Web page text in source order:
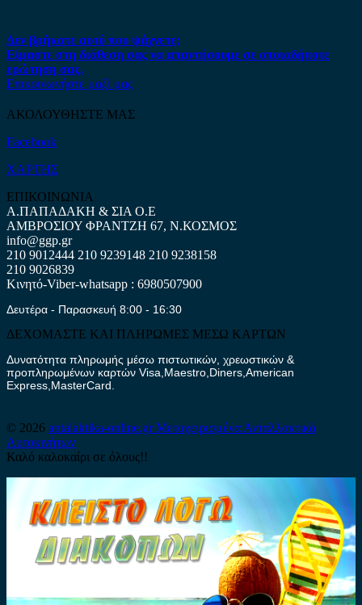
Δεν βρήκατε αυτό που ψάχνετε;
Είμαστε στη διάθεση σας να απαντήσουμε σε οποιαδήποτε
ερώτηση σας.
Επικοινωνήστε μαζί μας
ΑΚΟΛΟΥΘΗΣΤΕ ΜΑΣ
Facebook
ΧΑΡΤΗΣ
ΕΠΙΚΟΙΝΩΝΙΑ
Α.ΠΑΠΑΔΑΚΗ & ΣΙΑ Ο.Ε
ΑΜΒΡΟΣΙΟΥ ΦΡΑΝΤΖΗ 67, Ν.ΚΟΣΜΟΣ
info@ggp.gr
210 9012444 210 9239148 210 9238158
210 9026839
Κινητό-Viber-whatsapp : 6980507900
Δευτέρα - Παρασκευή 8:00 - 16:30
ΔΕΧΟΜΑΣΤΕ ΚΑΙ ΠΛΗΡΩΜΕΣ ΜΕΣΩ ΚΑΡΤΩΝ
Δυνατότητα πληρωμής μέσω πιστωτικών, χρεωστικών &
προπληρωμένων καρτών Visa,Maestro,Diners,American
Express,MasterCard.
© 2026 antalaktika-online.grΜεταχειρισμένα Ανταλλακτικά
Αυτοκινήτων
Καλό καλοκαίρι σε όλους!!